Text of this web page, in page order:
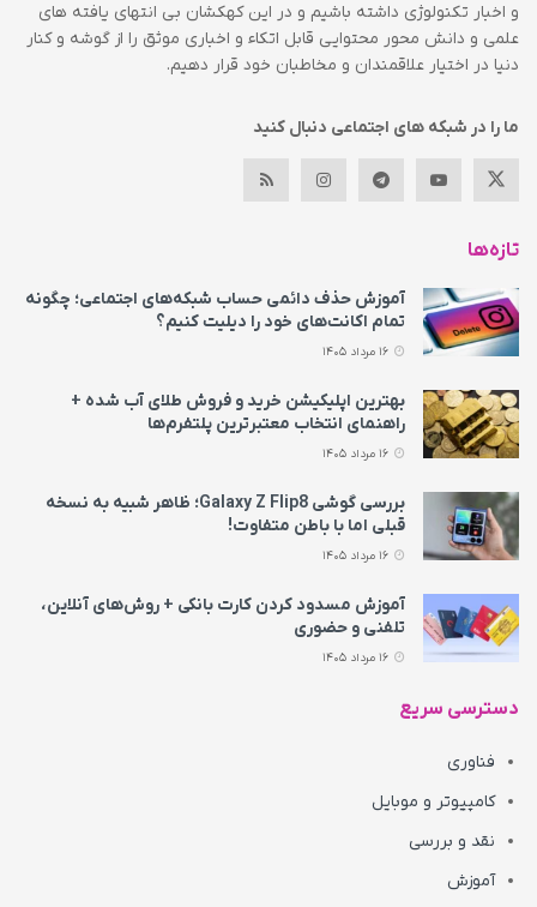
و اخبار تکنولوژی داشته باشیم و در این کهکشان بی انتهای یافته های
علمی و دانش محور محتوایی قابل اتکاء و اخباری موثق را از گوشه و کنار
دنیا در اختیار علاقمندان و مخاطبان خود قرار دهیم.
ما را در شبکه های اجتماعی دنبال کنید
تازه‌ها
آموزش حذف دائمی حساب شبکه‌های اجتماعی؛ چگونه
تمام اکانت‌های خود را دیلیت کنیم؟
بهترین اپلیکیشن خرید و فروش طلای آب شده +
راهنمای انتخاب معتبرترین پلتفرم‌ها
بررسی گوشی Galaxy Z Flip8؛ ظاهر شبیه به نسخه
قبلی اما با باطن متفاوت!
آموزش مسدود کردن کارت بانکی + روش‌های آنلاین،
تلفنی و حضوری
دسترسی سریع
فناوری
کامپیوتر و موبایل
نقد و بررسی
آموزش